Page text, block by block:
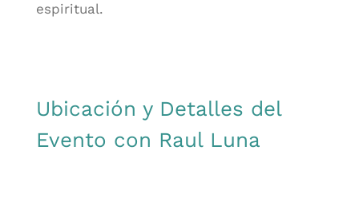
espiritual.
Ubicación y Detalles del
Evento con Raul Luna